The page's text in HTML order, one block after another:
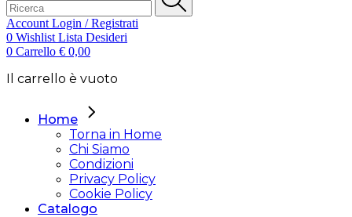
Account Login / Registrati
0 Wishlist Lista Desideri
0 Carrello € 0,00
Il carrello è vuoto
Home
Torna in Home
Chi Siamo
Condizioni
Privacy Policy
Cookie Policy
Catalogo